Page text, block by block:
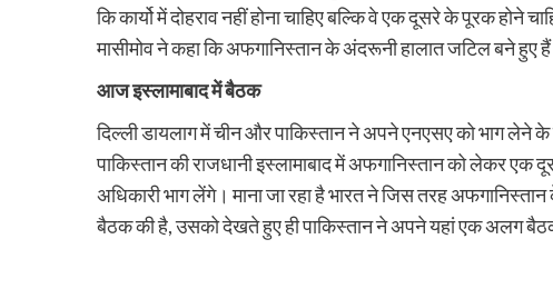
कि कार्यो में दोहराव नहीं होना चाहिए बल्कि वे एक दूसरे के पूरक होने
मासीमोव ने कहा कि अफगानिस्तान के अंदरूनी हालात जटिल बने हुए
आज इस्लामाबाद में बैठक
दिल्ली डायलाग में चीन और पाकिस्तान ने अपने एनएसए को भाग लेने
पाकिस्तान की राजधानी इस्लामाबाद में अफगानिस्तान को लेकर
अधिकारी भाग लेंगे। माना जा रहा है भारत ने जिस तरह
बैठक की है, उसको देखते हुए ही पाकिस्तान ने अपने यहां एक अलग